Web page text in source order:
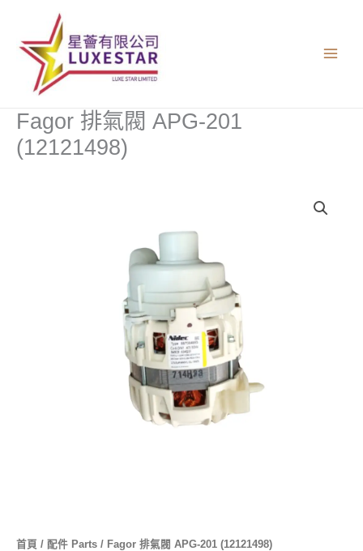
Fagor 排氣閥 APG-201
(12121498)
首頁 / 配件 Parts / Fagor 排氣閥 APG-201 (12121498)